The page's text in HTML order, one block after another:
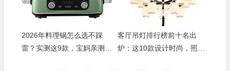
2026年料理锅怎么选不踩
雷？实测这9款，宝妈亲测好
客厅吊灯排行榜前十名出
炉：这10款设计时尚，照明